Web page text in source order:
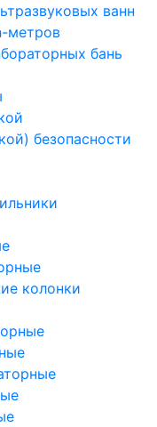
ванн
метров
бань
безопасности
колонки